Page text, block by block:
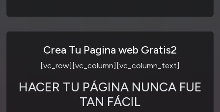
Crea Tu Pagina web Gratis2
[vc_row][vc_column][vc_column_text]
HACER TU PÁGINA NUNCA FUE
TAN FÁCIL